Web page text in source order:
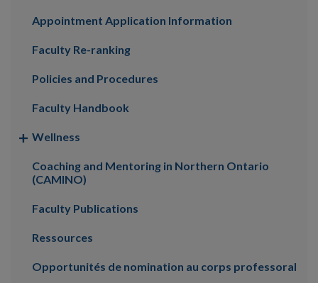
Appointment Application Information
Faculty Re-ranking
Policies and Procedures
Faculty Handbook
Wellness
Coaching and Mentoring in Northern Ontario
(CAMINO)
Faculty Publications
Ressources
Opportunités de nomination au corps professoral